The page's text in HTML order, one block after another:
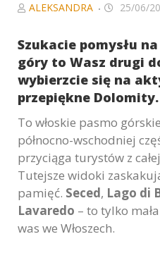
ALEKSANDRA 25/06/
Szukacie pomysłu
góry to Wasz drugi
wybierzcie się na
przepiękne Dolomity.
To włoskie pasmo
północno-wschodniej
przyciąga turystów z
Tutejsze widoki
pamięć. Seced, Lago di
Lavaredo – to tylko
was we Włoszech.